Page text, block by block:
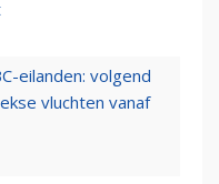
eilanden: volgend
vluchten vanaf